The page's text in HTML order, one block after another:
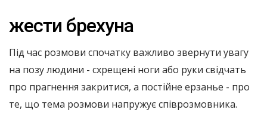
жести брехуна
Під час розмови спочатку важливо звернути увагу
на позу людини - схрещені ноги або руки свідчать
про прагнення закритися, а постійне ерзанье - про
те, що тема розмови напружує співрозмовника.